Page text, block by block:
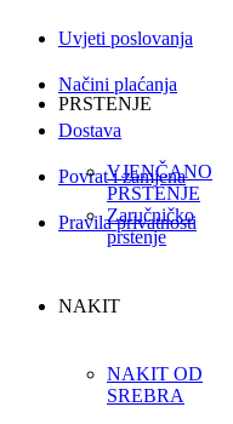
Uvjeti poslovanja
Načini plaćanja
Dostava
Povrat i zamjena
Pravila privatnosti
PRSTENJE
VJENČANO
PRSTENJE
Zaručničko
prstenje
NAKIT
NAKIT OD
SREBRA